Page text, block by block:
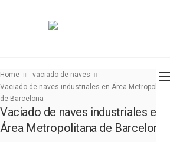
Home
vaciado de naves
Vaciado de naves industriales en Área Metropolitana
de Barcelona
Vaciado de naves industriales en
Área Metropolitana de Barcelona